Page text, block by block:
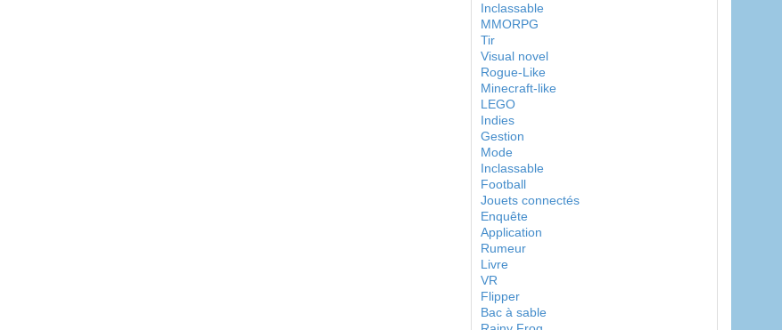
Inclassable
MMORPG
Tir
Visual novel
Rogue-Like
Minecraft-like
LEGO
Indies
Gestion
Mode
Inclassable
Football
Jouets connectés
Enquête
Application
Rumeur
Livre
VR
Flipper
Bac à sable